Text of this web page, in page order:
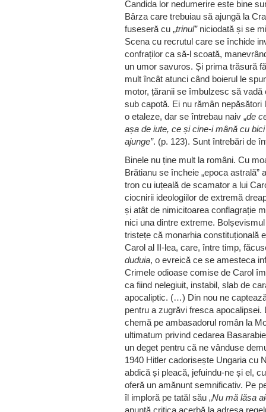
Candida lor nedumerire este bine
Bârza care trebuiau să ajungă la
fuseseră cu „trinul”niciodată și se
Scena cu recrutul care se închide
confraților ca să-l scoată,
un umor savuros. Și prima trăsură
mult încât atunci când boierul le
motor, țăranii se îmbulzesc să
sub capotă. Ei nu rămân
o etaleze, dar se întrebau naiv „de
așa de iute, ce și cine-i mână cu
ajunge”. (p. 123). Sunt întrebări de
Binele nu ține mult la români. Cu
Brătianu se încheie „epoca
tron cu iuțeală de scamator a lui
ciocnirii ideologiilor de extremă
și atât de nimicitoarea conflagrație
nici una dintre extreme.
tristețe că monarhia constituțională
Carol al II-lea, care, între timp,
duduia, o evreică ce se amesteca
Crimele odioase comise de Carol
ca fiind nelegiuit, instabil, slab de
apocaliptic. (…) Din nou ne
pentru a zugrăvi fresca
chemă pe ambasadorul român la
ultimatum privind cedarea
un deget pentru că ne vânduse
1940 Hitler cadorisește Ungaria cu
abdică și pleacă, jefuindu-ne și el,
oferă un amănunt semnificativ. Pe
îl imploră pe tatăl său „Nu mă lăsa
anunță critica acerbă la adresa